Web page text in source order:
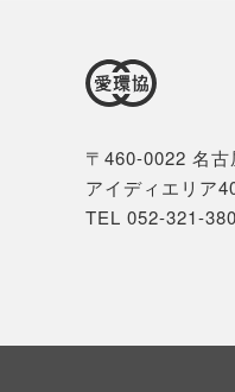
〒460-0022 名
アイディエリア
TEL 052-321-